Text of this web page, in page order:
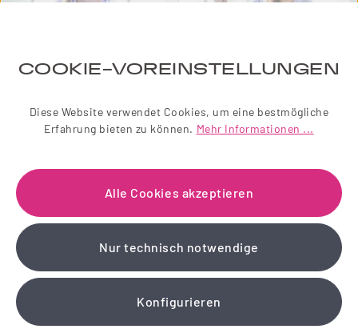
Einfach zauberhaft! Abonnieren Sie jetzt unseren
liebevoll gestalteten Newsletter.
Wir schenken Ihnen einen 10 % Gutschein!
COOKIE-VOREINSTELLUNGEN
Diese Website verwendet Cookies, um eine bestmögliche
Erfahrung bieten zu können. Mehr Informationen ...
Alle Cookies akzeptieren
Nur technisch notwendige
Konfigurieren